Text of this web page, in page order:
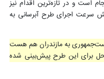
است و در تازه‌ترین اقدام نیز
افزایش سرعت اجرای طرح آبرسانی به
به مازندران هم هست
این محل برای این طرح پیش‌بینی شده